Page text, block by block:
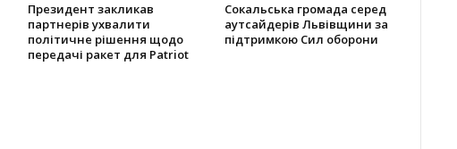
Президент закликав
партнерів ухвалити
політичне рішення щодо
передачі ракет для Patriot
Сокальська громада серед
аутсайдерів Львівщини за
підтримкою Сил оборони